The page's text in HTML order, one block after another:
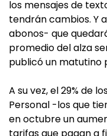
los mensajes de
tendrán cambios. Y
abonos- que
promedio del alza
publicó un matutino
A su vez, el 29% de
Personal -los que
en octubre un